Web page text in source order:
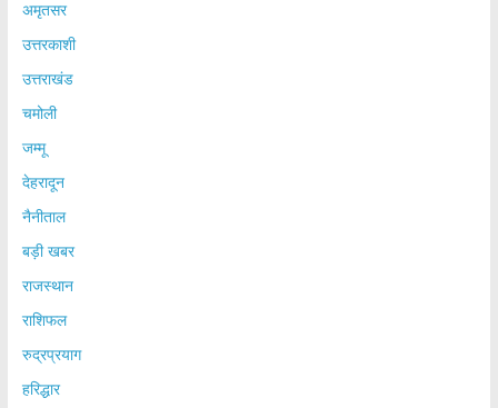
अमृतसर
उत्तरकाशी
उत्तराखंड
चमोली
जम्मू
देहरादून
नैनीताल
बड़ी खबर
राजस्थान
राशिफल
रुद्रप्रयाग
हरिद्धार